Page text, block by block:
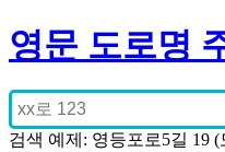
영문 도로명
검색 예제: 영등포로5길 19